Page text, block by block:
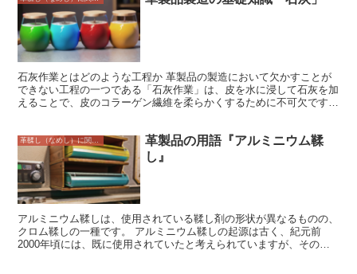
石灰作業とはどのような工程か 革製品の製造において欠かすことが
できない工程の一つである「石灰作業」は、皮を水に浸して石灰を加
えることで、皮のコラーゲン繊維を柔らかくするために不可欠です。
ます。石灰は皮のコラーゲン繊維を分解し、柔軟にします。この工程
は、数日間から数週間続きます。 石灰作業が終わると、皮は水洗い
され、中和されます。中和は、石灰を取り除き、皮を元の酸性度に戻
す工程です。 石灰作業は、革製品製造において重要な工程であり、
革の品質に大きな影響を与えます。石灰作業を適切に行うことで、柔
らかく丈夫な革製品を作ることができます。
革製品の用語『アルミニウム鞣
し』
アルミニウム鞣しは、使用されている鞣し剤の形状が異なるものの、
クロム鞣しの一種です。 アルミニウム鞣しの起源は古く、紀元前
2000年頃には、既に使用されていたと考えられていますが、その詳